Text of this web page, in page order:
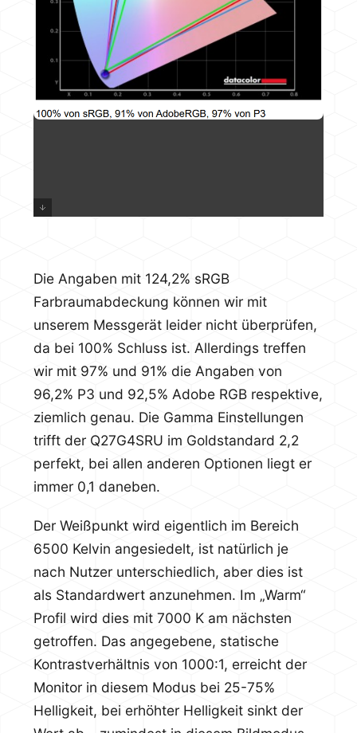
Die Angaben mit 124,2% sRGB
Farbraumabdeckung können wir mit
unserem Messgerät leider nicht überprüfen,
da bei 100% Schluss ist. Allerdings treffen
wir mit 97% und 91% die Angaben von
96,2% P3 und 92,5% Adobe RGB respektive,
ziemlich genau. Die Gamma Einstellungen
trifft der Q27G4SRU im Goldstandard 2,2
perfekt, bei allen anderen Optionen liegt er
immer 0,1 daneben.
Der Weißpunkt wird eigentlich im Bereich
6500 Kelvin angesiedelt, ist natürlich je
nach Nutzer unterschiedlich, aber dies ist
als Standardwert anzunehmen. Im „Warm“
Profil wird dies mit 7000 K am nächsten
getroffen. Das angegebene, statische
Kontrastverhältnis von 1000:1, erreicht der
Monitor in diesem Modus bei 25-75%
Helligkeit, bei erhöhter Helligkeit sinkt der